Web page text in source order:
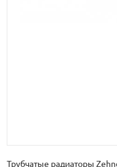
Трубчатые радиаторы